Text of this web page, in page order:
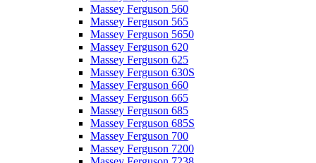
Massey Ferguson 560
Massey Ferguson 565
Massey Ferguson 5650
Massey Ferguson 620
Massey Ferguson 625
Massey Ferguson 630S
Massey Ferguson 660
Massey Ferguson 665
Massey Ferguson 685
Massey Ferguson 685S
Massey Ferguson 700
Massey Ferguson 7200